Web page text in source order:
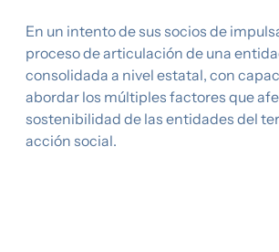
En un intento de sus socios de
proceso de articulación de una
consolidada a nivel estatal, con
abordar los múltiples factores que
sostenibilidad de las entidades del
acción social.